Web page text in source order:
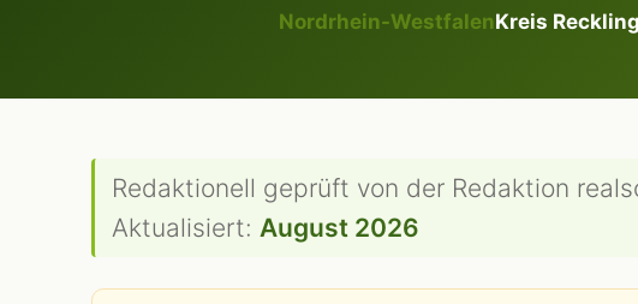
Nordrhein-WestfalenKreis
Redaktionell geprüft von der Redaktion
Aktualisiert: August 2026